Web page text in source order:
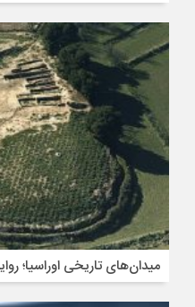
میدان‌های تاریخی اوراسیا؛